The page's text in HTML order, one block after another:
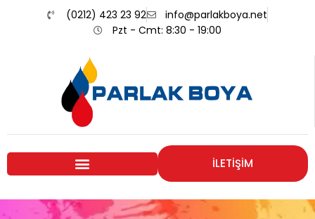
(0212) 423 23 92
info@parlakboya.net
Pzt - Cmt: 8:30 - 19:00
İLETİŞİM